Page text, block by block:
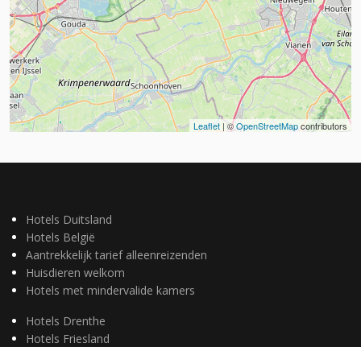
Leaflet | ©OpenStreetMapcontributors
Hotels Duitsland
Hotels België
Aantrekkelijk tarief alleenreizenden
Huisdieren welkom
Hotels met mindervalide kamers
Hotels Drenthe
Hotels Friesland